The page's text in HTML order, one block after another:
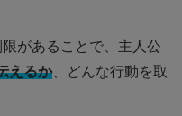
があることで、主人公
えるか 、どんな行動を取